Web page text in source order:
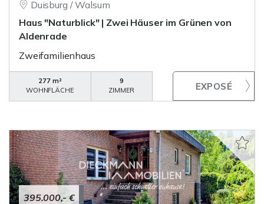
Duisburg / Walsum
Haus "Naturblick" | Zwei Häuser im Grünen von
Aldenrade
Zweifamilienhaus
277 m²
WOHNFLÄCHE
9
ZIMMER
395.000,- €